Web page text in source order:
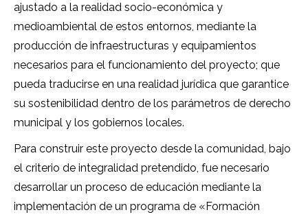
ajustado a la realidad socio-económica y
medioambiental de estos entornos, mediante la
producción de infraestructuras y equipamientos
necesarios para el funcionamiento del proyecto; que
pueda traducirse en una realidad jurídica que garantice
su sostenibilidad dentro de los parámetros de derecho
municipal y los gobiernos locales.
Para construir este proyecto desde la comunidad, bajo
el criterio de integralidad pretendido, fue necesario
desarrollar un proceso de educación mediante la
implementación de un programa de «Formación